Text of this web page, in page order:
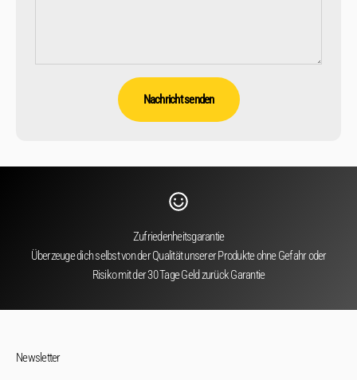
Nachricht senden
Zufriedenheitsgarantie
Überzeuge dich selbst von der Qualität unserer Produkte ohne Gefahr oder
Risiko mit der 30 Tage Geld zurück Garantie
Newsletter